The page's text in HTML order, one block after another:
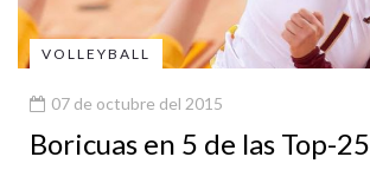
VOLLEYBALL
07 de octubre del 2015
Boricuas en 5 de las Top-25